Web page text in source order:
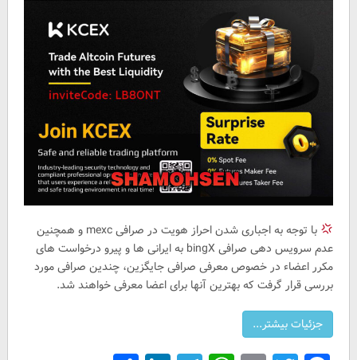
با توجه به اجباری شدن احراز هویت در صرافی mexc و همچنین
عدم سرویس دهی صرافی bingX به ایرانی ها و پیرو درخواست های
مکرر اعضاء در خصوص معرفی صرافی جایگزین، چندین صرافی مورد
بررسی قرار گرفت که بهترین آنها برای اعضا معرفی خواهند شد.